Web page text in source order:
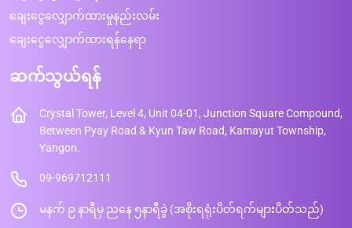
ချေးငွေလျှောက်ထားမှုနည်းလမ်း
ချေးငွေလျှောက်ထားရန်နေရာ
ဆက်သွယ်ရန်
Crystal Tower, Level 4, Unit 04-01, Junction Square Compound,
Between Pyay Road & Kyun Taw Road, Kamayut Township,
Yangon.
09-969712111
မနက် ၉ နာရီမှ ညနေ ၅နာရီခွဲ (အစိုးရရုံးပိတ်ရက်များပိတ်သည်)